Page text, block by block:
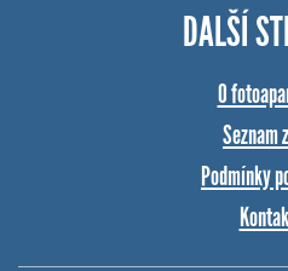
DALŠÍ
O
Seznam
Podmínky